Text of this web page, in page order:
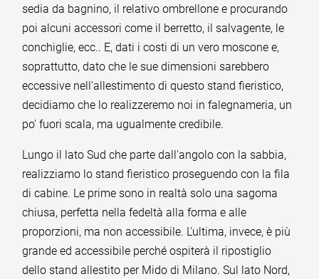
sedia da bagnino, il relativo ombrellone e procurando
poi alcuni accessori come il berretto, il salvagente, le
conchiglie, ecc.. E, dati i costi di un vero moscone e,
soprattutto, dato che le sue dimensioni sarebbero
eccessive nell'allestimento di questo stand fieristico,
decidiamo che lo realizzeremo noi in falegnameria, un
po' fuori scala, ma ugualmente credibile.
Lungo il lato Sud che parte dall'angolo con la sabbia,
realizziamo lo stand fieristico proseguendo con la fila
di cabine. Le prime sono in realtà solo una sagoma
chiusa, perfetta nella fedeltà alla forma e alle
proporzioni, ma non accessibile. L'ultima, invece, è più
grande ed accessibile perché ospiterà il ripostiglio
dello stand allestito per Mido di Milano. Sul lato Nord,